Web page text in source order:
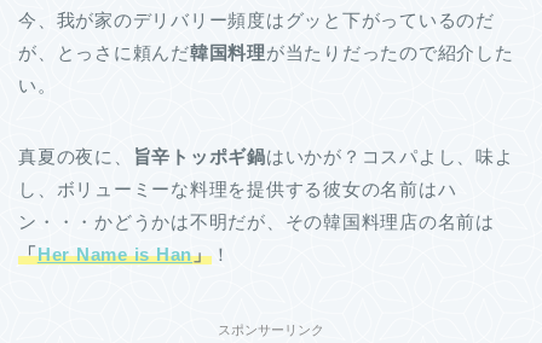
今、我が家のデリバリー頻度はグッと下がっているのだ
が、とっさに頼んだ韓国料理が当たりだったので紹介した
い。
真夏の夜に、 旨辛トッポギ鍋はいかが？コスパよし、味よ
し、ボリューミーな料理を提供する彼女の名前はハ
ン・・・かどうかは不明だが、その韓国料理店の名前は
「Her Name is Han」！
スポンサーリンク